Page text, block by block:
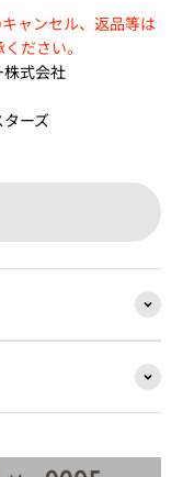
ャンセル、返品等は
ださい。
式会社
ーズ